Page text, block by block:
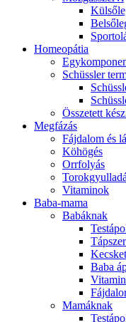
Homeopátia
Schüssler
Összetett
Megfázás
Fájdalom és
Köhögés
Orrfolyás
Vitaminok
Baba-mama
Babáknak
Tápszer
Baba
Mamáknak